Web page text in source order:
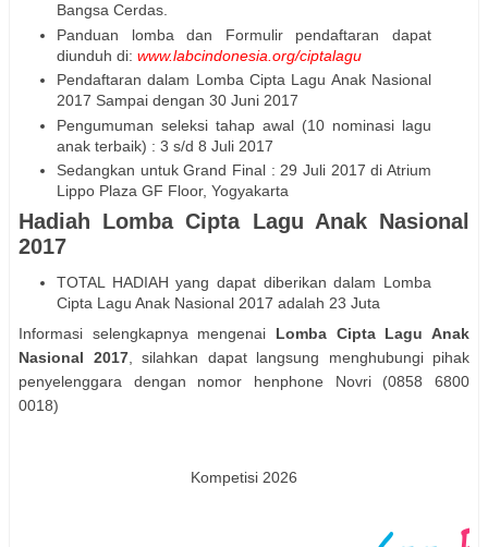
Bangsa Cerdas.
Panduan lomba dan Formulir pendaftaran dapat
diunduh di: www.labcindonesia.org/ciptalagu
Pendaftaran dalam Lomba Cipta Lagu Anak Nasional
2017 Sampai dengan 30 Juni 2017
Pengumuman seleksi tahap awal (10 nominasi lagu
anak terbaik) : 3 s/d 8 Juli 2017
Sedangkan untuk Grand Final : 29 Juli 2017 di Atrium
Lippo Plaza GF Floor, Yogyakarta
Hadiah Lomba Cipta Lagu Anak Nasional
2017
TOTAL HADIAH yang dapat diberikan dalam Lomba
Cipta Lagu Anak Nasional 2017 adalah 23 Juta
Informasi selengkapnya mengenai Lomba Cipta Lagu Anak
Nasional 2017, silahkan dapat langsung menghubungi pihak
penyelenggara dengan nomor henphone Novri (0858 6800
0018)
Kompetisi 2026